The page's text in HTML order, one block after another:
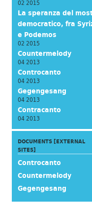
02 2015
La speranza del
democratico, fra
e Podemos
02 2015
Countermelody
04 2013
Controcanto
04 2013
Gegengesang
04 2013
Contracanto
04 2013
DOCUMENTS [EXTERNAL
SITES]
Controcanto
Countermelody
Gegengesang